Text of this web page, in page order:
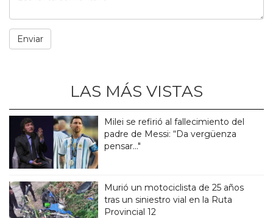
LAS MÁS VISTAS
Milei se refirió al fallecimiento del
padre de Messi: “Da vergüenza
pensar..."
Murió un motociclista de 25 años
tras un siniestro vial en la Ruta
Provincial 12